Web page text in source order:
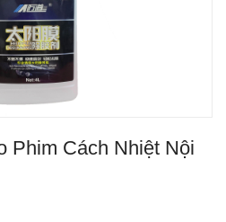
Phim Cách Nhiệt Nội